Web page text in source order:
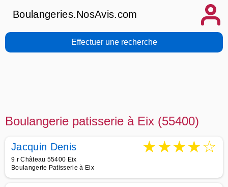
Boulangeries.NosAvis.com
Effectuer une recherche
Boulangerie patisserie à Eix (55400)
Jacquin Denis ★★★★☆
9 r Château 55400 Eix
Boulangerie Patisserie à Eix